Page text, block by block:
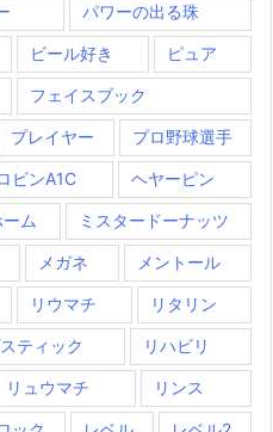
パワーの出る珠
ビール好き ピュア
フェイスブック
プレイヤー プロ野球選手
ビンA1C ヘヤーピン
ム ミスタードーナッツ
メガネ メントール
リウマチ リタリン
ティック リハビリ
リュウマチ リンス